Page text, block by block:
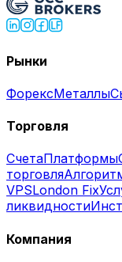
Рынки
ФорексМеталлы
Торговля
СчетаПлатформы
торговля
VPSLondon Fix
ликвидности
Компания